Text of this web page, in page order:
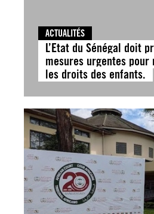
ACTUALITÉS
L’Etat du Sénégal doit
mesures urgentes
les droits des enfants.